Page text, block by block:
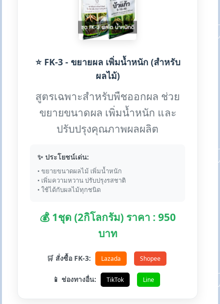
⭐ FK-3 - ขยายผล เพิ่มน้ำหนัก (สำหรับ
ผลไม้)
สูตรเฉพาะสำหรับพืชออกผล ช่วย
ขยายขนาดผล เพิ่มน้ำหนัก และ
ปรับปรุงคุณภาพผลผลิต
✨ ประโยชน์เด่น:
• ขยายขนาดผลไม้ เพิ่มน้ำหนัก
• เพิ่มความหวาน ปรับปรุงรสชาติ
• ใช้ได้กับผลไม้ทุกชนิด
💰 1ชุด (2กิโลกรัม) ราคา : 950
บาท
🛒 สั่งซื้อ FK-3: Lazada Shopee
📱 ช่องทางอื่น: TikTok Line